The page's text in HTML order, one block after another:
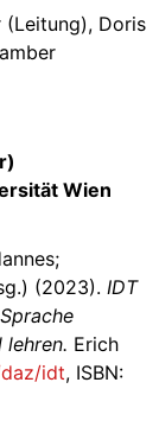
Doris
Wien
(2023). IDT
lehren. Erich
idt, ISBN: